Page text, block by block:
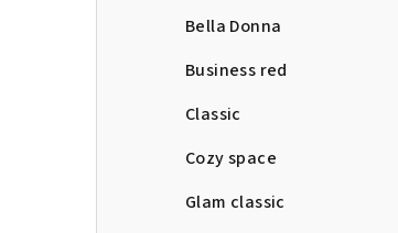
Bella Donna
Business red
Classic
Cozy space
Glam classic